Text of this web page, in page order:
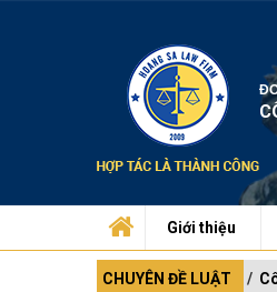
Giới thiệu
CHUYÊN ĐỀ LUẬT